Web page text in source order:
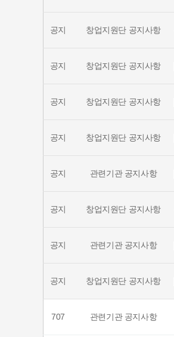
공지 창업지원단 공지사항
공지 창업지원단 공지사항
공지 창업지원단 공지사항
공지 창업지원단 공지사항
공지 관련기관 공지사항
공지 창업지원단 공지사항
공지 관련기관 공지사항
공지 창업지원단 공지사항
707 관련기관 공지사항